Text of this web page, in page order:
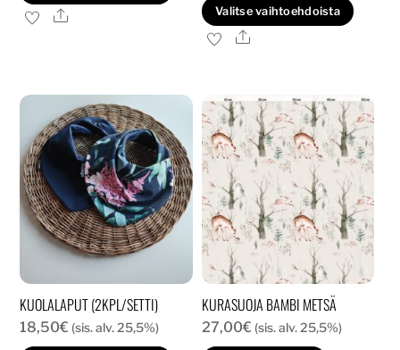
tuotteella
Voit
tehdä
valinnat
tuotteen
sivulla.
Ale
33,00€
Valitse vaihtoehdoista
Voit
tehdä
Ale
KUOLALAPUT (2KPL/SETTI)
18,50€ (sis. alv. 25,5%)
KURASUOJA BAMBI METSÄ
27,00€ (sis. alv. 25,5%)